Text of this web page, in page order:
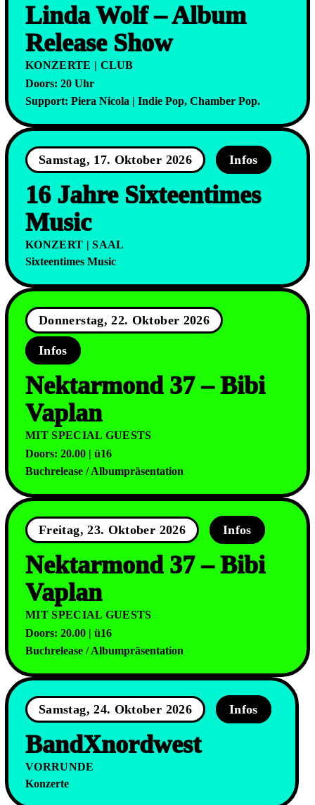
Linda Wolf – Album
Release Show
KONZERTE | CLUB
Doors: 20 Uhr
Support: Piera Nicola | Indie Pop, Chamber Pop.
Samstag, 17. Oktober 2026 Infos
16 Jahre Sixteentimes
Music
KONZERT | SAAL
Sixteentimes Music
Donnerstag, 22. Oktober 2026
Infos
Nektarmond 37 – Bibi
Vaplan
MIT SPECIAL GUESTS
Doors: 20.00 | ü16
Buchrelease / Albumpräsentation
Freitag, 23. Oktober 2026 Infos
Nektarmond 37 – Bibi
Vaplan
MIT SPECIAL GUESTS
Doors: 20.00 | ü16
Buchrelease / Albumpräsentation
Samstag, 24. Oktober 2026 Infos
BandXnordwest
VORRUNDE
Konzerte